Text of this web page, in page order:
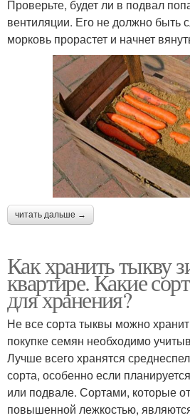
Проверьте, будет ли в подвал
вентиляции. Его не должно быть
морковь прорастет и начнет
читать дальше →
Как хранить тыкву
квартире. Какие
для хранения?
Не все сорта тыквы можно
покупке семян необходимо
Лучше всего хранятся
сорта, особенно если
или подвале. Сортами, которые
повышенной лежкостью,